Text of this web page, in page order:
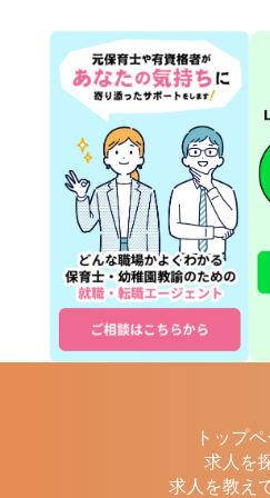
トップ
求人を
求人を教え